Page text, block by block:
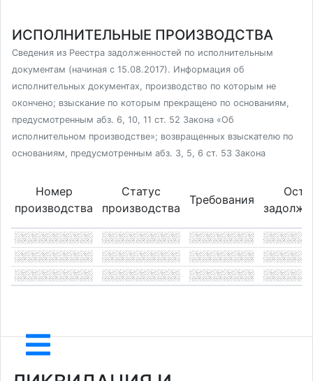
ИСПОЛНИТЕЛЬНЫЕ ПРОИЗВОДСТВА
Сведения из Реестра задолженностей по исполнительным
документам (начиная с 15.08.2017). Информация об
исполнительных документах, производство по которым не
окончено; взыскание по которым прекращено по основаниям,
предусмотренным абз. 6, 10, 11 ст. 52 Закона «Об
исполнительном производстве»; возвращенных взыскателю по
основаниям, предусмотренным абз. 3, 5, 6 ст. 53 Закона
Номер
производства
Статус
производства
Требования